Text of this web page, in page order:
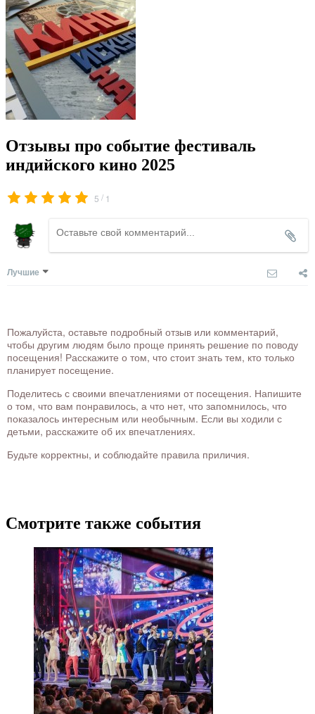
Отзывы про событие фестиваль
индийского кино 2025
5 / 1
Лучшие
Пожалуйста, оставьте подробный отзыв или комментарий,
чтобы другим людям было проще принять решение по поводу
посещения! Расскажите о том, что стоит знать тем, кто только
планирует посещение.
Поделитесь с своими впечатлениями от посещения. Напишите
о том, что вам понравилось, а что нет, что запомнилось, что
показалось интересным или необычным. Если вы ходили с
детьми, расскажите об их впечатлениях.
Будьте корректны, и соблюдайте правила приличия.
Смотрите также события